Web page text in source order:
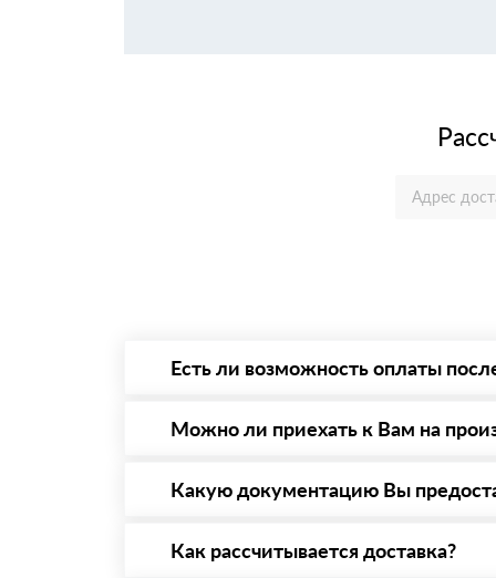
Есть ли возможность оплаты
то Вы в праве от него отказаться.
Можно ли приехать к Вам на
предварительная запись по номеру
Какую документацию Вы
Как рассчитывается доставка?